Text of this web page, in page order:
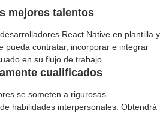
mejores talentos
React Native en plantilla y
pueda contratar, incorporar e integrar
en su flujo de trabajo.
cualificados
se someten a rigurosas
habilidades interpersonales. Obtendrá